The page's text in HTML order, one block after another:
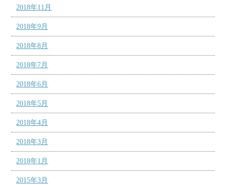
2018年11月
2018年9月
2018年8月
2018年7月
2018年6月
2018年5月
2018年4月
2018年3月
2018年1月
2015年3月